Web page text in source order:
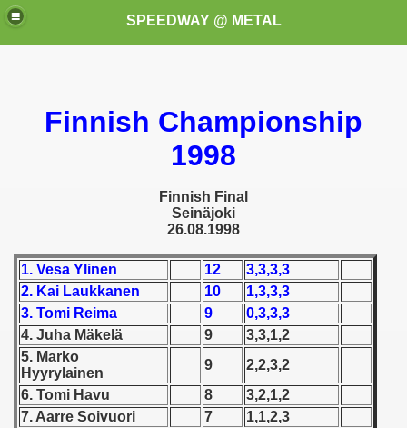
SPEEDWAY @ METAL
Finnish Championship
1998
Finnish Final
Seinäjoki
26.08.1998
1. Vesa Ylinen 12
3,3,3,3
2. Kai Laukkanen
10
1,3,3,3
3. Tomi Reima
9
0,3,3,3
4. Juha Mäkelä
9
3,3,1,2
5. Marko
Hyyrylainen
9
2,2,3,2
6. Tomi Havu
8
3,2,1,2
7. Aarre Soivuori
7
1,1,2,3
these speedway programms)
(My speedway programmes to exchange or sale)
Świata (World Speedway Championship)